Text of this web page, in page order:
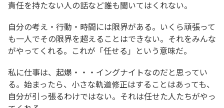
責任を持たない人の話など誰も聞いてはくれない。
自分の考え・行動・時間には限界がある。いくら頑張って
も一人でその限界を超えることはできない。それをみんな
がやってくれる。これが「任せる」という意味だ。
私に仕事は、起爆・・・イングナイトなのだと思ってい
る。始まったら、小さな軌道修正はすることはあっても、
自分が引っ張るわけではない。それは任せた人たちがやっ